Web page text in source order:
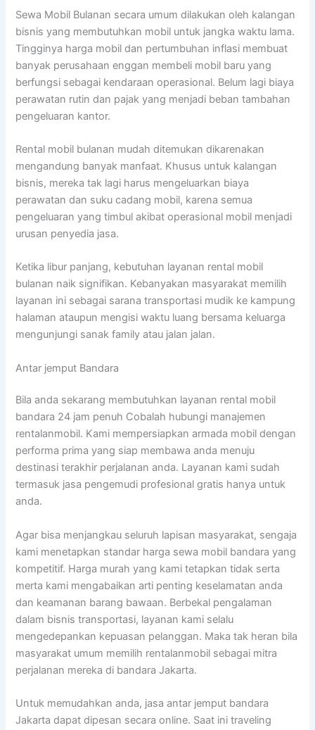
Sewa Mobil Bulanan secara umum dilakukan oleh kalangan
bisnis yang membutuhkan mobil untuk jangka waktu lama.
Tingginya harga mobil dan pertumbuhan inflasi membuat
banyak perusahaan enggan membeli mobil baru yang
berfungsi sebagai kendaraan operasional. Belum lagi biaya
perawatan rutin dan pajak yang menjadi beban tambahan
pengeluaran kantor.
Rental mobil bulanan mudah ditemukan dikarenakan
mengandung banyak manfaat. Khusus untuk kalangan
bisnis, mereka tak lagi harus mengeluarkan biaya
perawatan dan suku cadang mobil, karena semua
pengeluaran yang timbul akibat operasional mobil menjadi
urusan penyedia jasa.
Ketika libur panjang, kebutuhan layanan rental mobil
bulanan naik signifikan. Kebanyakan masyarakat memilih
layanan ini sebagai sarana transportasi mudik ke kampung
halaman ataupun mengisi waktu luang bersama keluarga
mengunjungi sanak family atau jalan jalan.
Antar jemput Bandara
Bila anda sekarang membutuhkan layanan rental mobil
bandara 24 jam penuh Cobalah hubungi manajemen
rentalanmobil. Kami mempersiapkan armada mobil dengan
performa prima yang siap membawa anda menuju
destinasi terakhir perjalanan anda. Layanan kami sudah
termasuk jasa pengemudi profesional gratis hanya untuk
anda.
Agar bisa menjangkau seluruh lapisan masyarakat, sengaja
kami menetapkan standar harga sewa mobil bandara yang
kompetitif. Harga murah yang kami tetapkan tidak serta
merta kami mengabaikan arti penting keselamatan anda
dan keamanan barang bawaan. Berbekal pengalaman
dalam bisnis transportasi, layanan kami selalu
mengedepankan kepuasan pelanggan. Maka tak heran bila
masyarakat umum memilih rentalanmobil sebagai mitra
perjalanan mereka di bandara Jakarta.
Untuk memudahkan anda, jasa antar jemput bandara
Jakarta dapat dipesan secara online. Saat ini traveling